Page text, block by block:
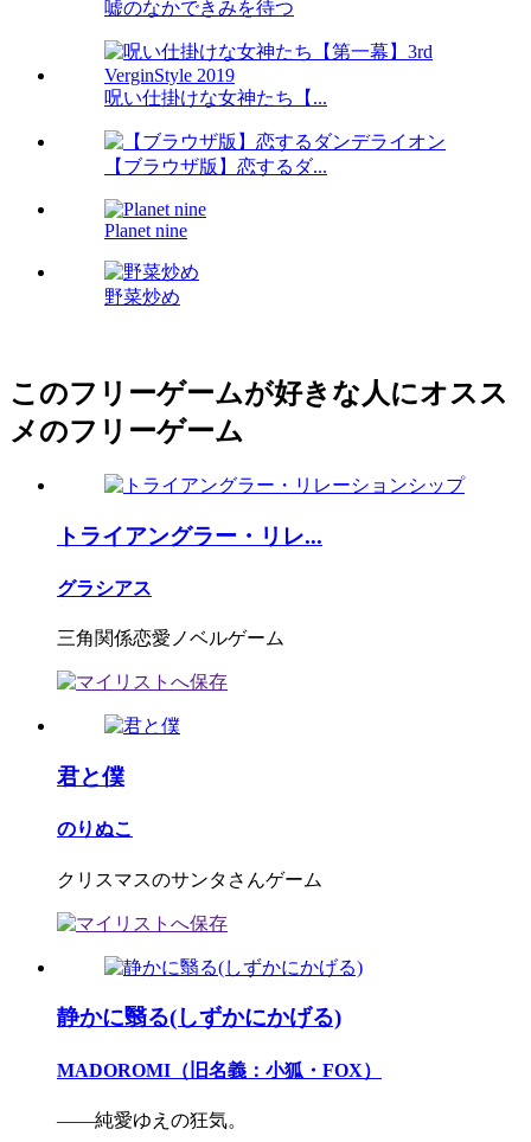
嘘のなかできみを待つ
呪い仕掛けな女神たち【...
【ブラウザ版】恋するダ...
Planet nine
野菜炒め
このフリーゲームが好きな人にオスス
メのフリーゲーム
トライアングラー・リレ...
グラシアス
三角関係恋愛ノベルゲーム
君と僕
のりぬこ
クリスマスのサンタさんゲーム
静かに翳る(しずかにかげる)
MADOROMI（旧名義：小狐・FOX）
――純愛ゆえの狂気。